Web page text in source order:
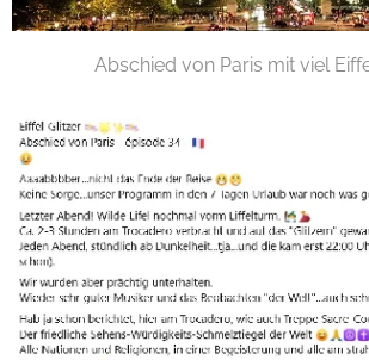
Abschied von Paris mit viel